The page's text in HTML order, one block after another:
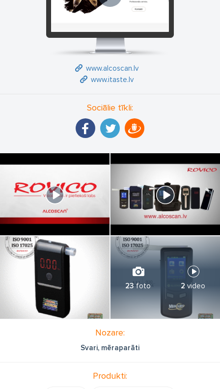
www.alcoscan.lv
www.itaste.lv
Sociālie tīkli:
23foto 2 video
Nozare:
Svari, mēraparāti
Produkti: